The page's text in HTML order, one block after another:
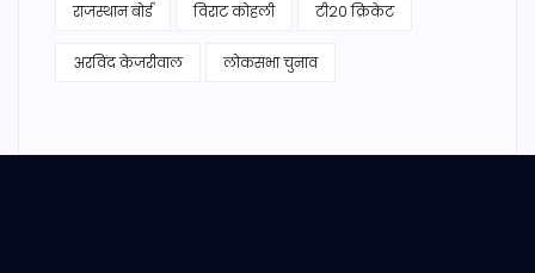
राजस्थान बोर्ड विराट कोहली टी20 क्रिकेट
अरविंद केजरीवाल लोकसभा चुनाव